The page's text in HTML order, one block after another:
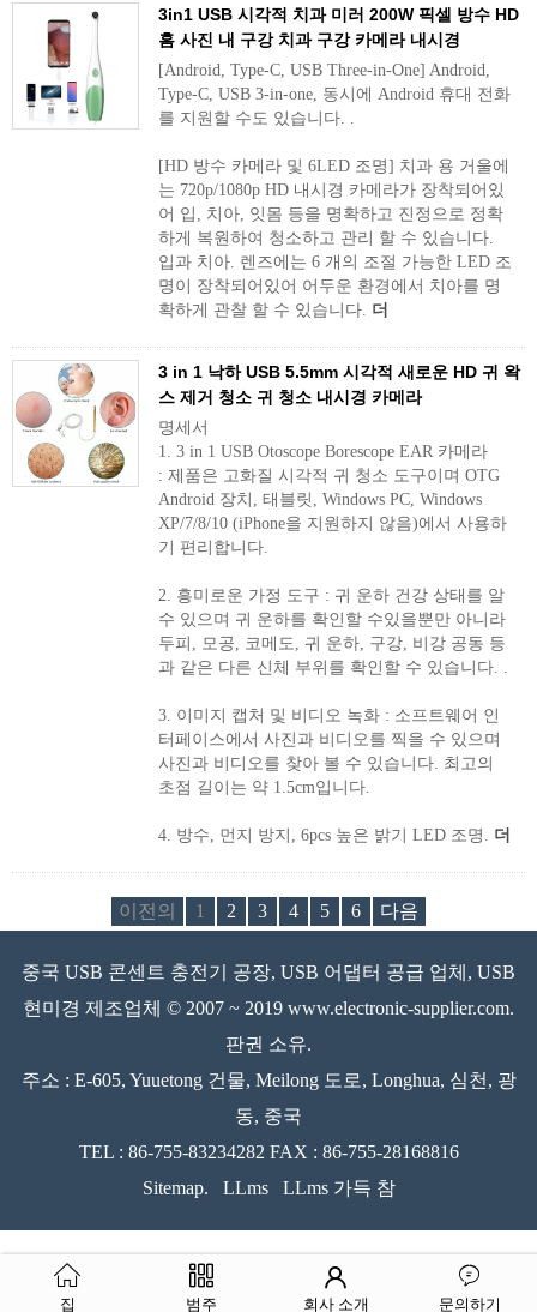
3in1 USB 시각적 치과 미러 200W 픽셀 방수 HD
홈 사진 내 구강 치과 구강 카메라 내시경
[Android, Type-C, USB Three-in-One] Android,
Type-C, USB 3-in-one, 동시에 Android 휴대 전화
를 지원할 수도 있습니다. .
[HD 방수 카메라 및 6LED 조명] 치과 용 거울에
는 720p/1080p HD 내시경 카메라가 장착되어있
어 입, 치아, 잇몸 등을 명확하고 진정으로 정확
하게 복원하여 청소하고 관리 할 수 ​​있습니다.
입과 치아. 렌즈에는 6 개의 조절 가능한 LED 조
명이 장착되어있어 어두운 환경에서 치아를 명
확하게 관찰 할 수 있습니다. 더
3 in 1 낙하 USB 5.5mm 시각적 새로운 HD 귀 왁
스 제거 청소 귀 청소 내시경 카메라
명세서
1. 3 in 1 USB Otoscope Borescope EAR 카메라
: 제품은 고화질 시각적 귀 청소 도구이며 OTG
Android 장치, 태블릿, Windows PC, Windows
XP/7/8/10 (iPhone을 지원하지 않음)에서 사용하
기 편리합니다.
2. 흥미로운 가정 도구 : 귀 운하 건강 상태를 알
수 있으며 귀 운하를 확인할 수있을뿐만 아니라
두피, 모공, 코메도, 귀 운하, 구강, 비강 공동 등
과 같은 다른 신체 부위를 확인할 수 있습니다. .
3. 이미지 캡처 및 비디오 녹화 : 소프트웨어 인
터페이스에서 사진과 비디오를 찍을 수 있으며
사진과 비디오를 찾아 볼 수 있습니다. 최고의
초점 길이는 약 1.5cm입니다.
4. 방수, 먼지 방지, 6pcs 높은 밝기 LED 조명. 더
이전의 1 2 3 4 5 6 다음
중국 USB 콘센트 충전기 공장, USB 어댑터 공급 업체, USB
현미경 제조업체 © 2007 ~ 2019 www.electronic-supplier.com.
판권 소유.
주소 : E-605, Yuuetong 건물, Meilong 도로, Longhua, 심천, 광
동, 중국
TEL : 86-755-83234282 FAX : 86-755-28168816
Sitemap.
LLms LLms 가득 참
page contents
집 범주 회사 소개 문의하기